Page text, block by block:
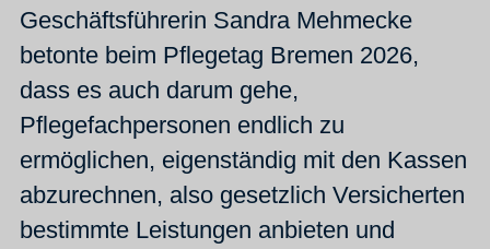
Geschäftsführerin Sandra Mehmecke
betonte beim Pflegetag Bremen 2026,
dass es auch darum gehe,
Pflegefachpersonen endlich zu
ermöglichen, eigenständig mit den Kassen
abzurechnen, also gesetzlich Versicherten
bestimmte Leistungen anbieten und